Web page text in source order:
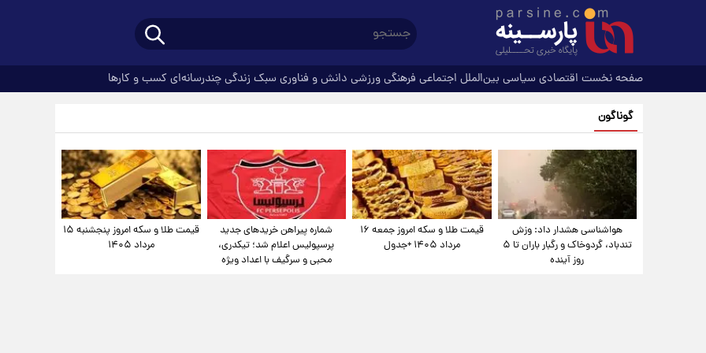
صفحه نخست اقتصادی سیاسی بین‌الملل اجتماعی فرهنگیورزشی دانش و فناوری سبک زندگیچندرسانه‌ای کسب و کارها
گوناگون
هواشناسی هشدار داد: وزش
تندباد، گردوخاک و رگبار باران تا ۵
روز آینده
قیمت طلا و سکه امروز جمعه ۱۶
مرداد ۱۴۰۵ +جدول
شماره پیراهن خریدهای جدید
پرسپولیس اعلام شد؛ تیکدری،
محبی و سرگیف با اعداد ویژه
قیمت طلا و سکه امروز پنجشنبه ۱۵
مرداد ۱۴۰۵